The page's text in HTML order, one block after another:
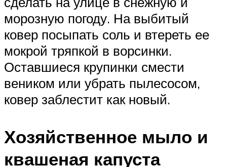
морозную погоду. На выбитый
ковер посыпать соль и втереть ее
мокрой тряпкой в ворсинки.
Оставшиеся крупинки смести
веником или убрать пылесосом,
ковер заблестит как новый.
Хозяйственное мыло и
квашеная капуста